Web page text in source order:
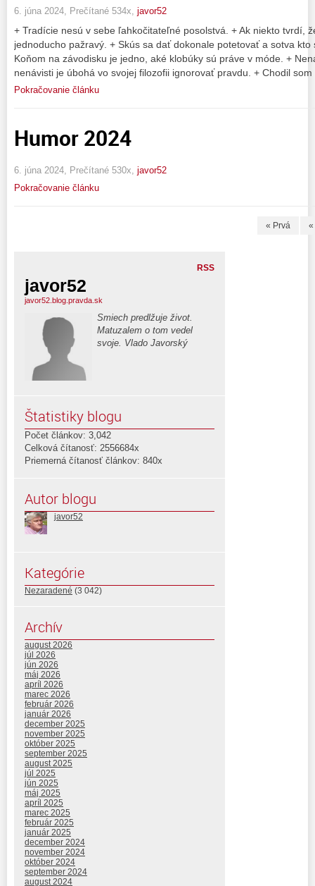
6. júna 2024, Prečítané 534x, javor52
+ Tradície nesú v sebe ľahkočitateľné posolstvá. + Ak niekto tvrdí,
jednoducho pažravý. + Skús sa dať dokonale potetovať a sotva
Koňom na závodisku je jedno, aké klobúky sú práve v móde. +
nenávisti je úbohá vo svojej filozofii ignorovať pravdu. + Chodil
Pokračovanie článku
Humor 2024
6. júna 2024, Prečítané 530x, javor52
Pokračovanie článku
« Prvá «
RSS
javor52
javor52.blog.pravda.sk
Smiech predlžuje život.
Matuzalem o tom vedel
svoje. Vlado Javorský
Štatistiky blogu
Počet článkov: 3,042
Celková čítanosť: 2556684x
Priemerná čítanosť článkov: 840x
Autor blogu
javor52
Kategórie
Nezaradené (3 042)
Archív
august 2026
júl 2026
jún 2026
máj 2026
apríl 2026
marec 2026
február 2026
január 2026
december 2025
november 2025
október 2025
september 2025
august 2025
júl 2025
jún 2025
máj 2025
apríl 2025
marec 2025
február 2025
január 2025
december 2024
november 2024
október 2024
september 2024
august 2024